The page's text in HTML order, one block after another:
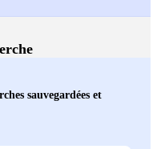
sauvegardées et